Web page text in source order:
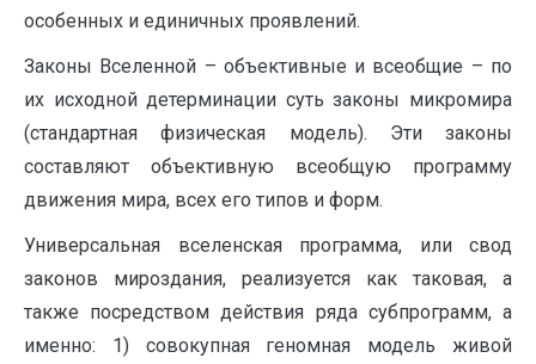
особенных и единичных проявлений.
Законы Вселенной – объективные и всеобщие – по
их исходной детерминации суть законы микромира
(стандартная физическая модель). Эти законы
составляют объективную всеобщую программу
движения мира, всех его типов и форм.
Универсальная вселенская программа, или свод
законов мироздания, реализуется как таковая, а
также посредством действия ряда субпрограмм, а
именно: 1) совокупная геномная модель живой